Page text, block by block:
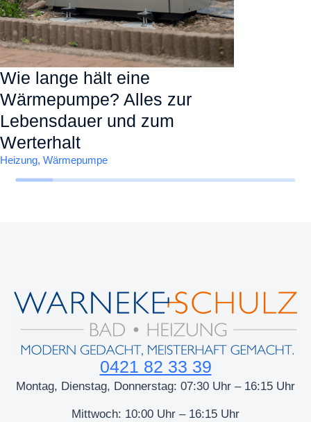
Wie lange hält eine
Wärmepumpe? Alles zur
Lebensdauer und zum
Werterhalt
Heizung, Wärmepumpe
0421 82 33 39
Montag, Dienstag, Donnerstag: 07:30 Uhr – 16:15 Uhr
Mittwoch: 10:00 Uhr – 16:15 Uhr